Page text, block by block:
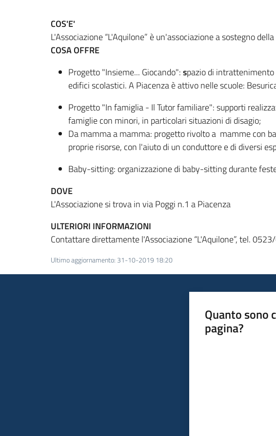
COS'E'
L'Associazione “L'Aquilone” è un'associazione a sostegno
COSA OFFRE
Progetto "Insieme... Giocando":spazio di
edifici scolastici. A Piacenza è attivo nelle scuole:
Progetto "In famiglia - Il Tutor familiare": supporti
famiglie con minori, in particolari situazioni di disagio;
Da mamma a mamma: progetto rivolto a mamme con
proprie risorse, con l'aiuto di un conduttore e di diversi
Baby-sitting: organizzazione di baby-sitting durante
DOVE
L'Associazione si trova in via Poggi n.1 a Piacenza
ULTERIORI INFORMAZIONI
Contattare direttamente l'Associazione “L'Aquilone”, tel.
Ultimo aggiornamento: 31-10-2019 18:20
Quanto sono
pagina?